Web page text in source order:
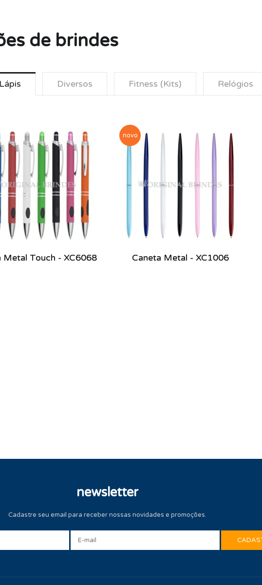
de brindes
Diversos Fitness (Kits) Relógios
Metal Touch - XC6068
novo
Caneta Metal - XC1006
newsletter
Cadastre seu email para receber nossas novidades e promoções.